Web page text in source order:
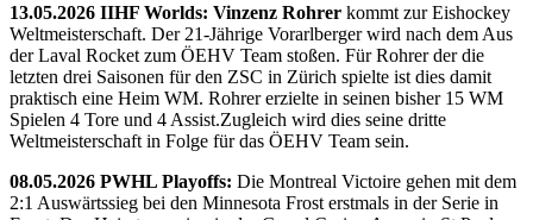
13.05.2026 IIHF Worlds: Vinzenz Rohrer kommt zur Eishockey
Weltmeisterschaft. Der 21-Jährige Vorarlberger wird nach dem Aus
der Laval Rocket zum ÖEHV Team stoßen. Für Rohrer der die
letzten drei Saisonen für den ZSC in Zürich spielte ist dies damit
praktisch eine Heim WM. Rohrer erzielte in seinen bisher 15 WM
Spielen 4 Tore und 4 Assist.Zugleich wird dies seine dritte
Weltmeisterschaft in Folge für das ÖEHV Team sein.
08.05.2026 PWHL Playoffs: Die Montreal Victoire gehen mit dem
2:1 Auswärtssieg bei den Minnesota Frost erstmals in der Serie in